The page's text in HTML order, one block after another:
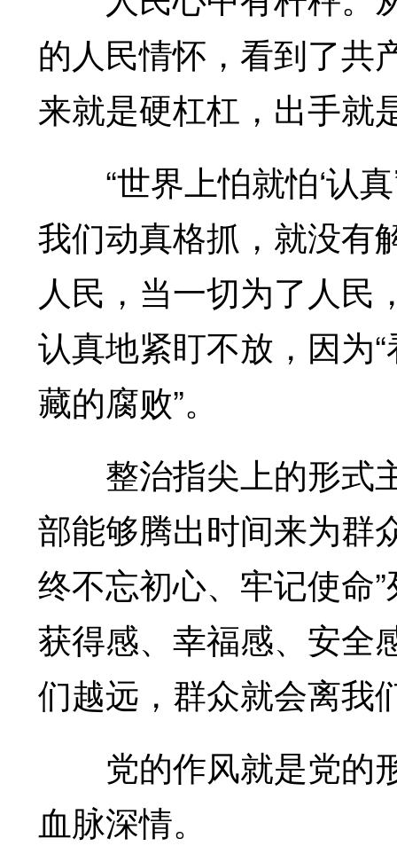
的人民情怀，看到了共
来就是硬杠杠，出手就
“世界上怕就怕‘认真
我们动真格抓，就没有
人民，当一切为了人民
认真地紧盯不放，因为
藏的腐败”。
整治指尖上的形式
部能够腾出时间来为群
终不忘初心、牢记使命
获得感、幸福感、安全
们越远，群众就会离我
党的作风就是党的
血脉深情。